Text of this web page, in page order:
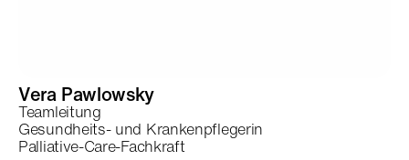
Vera Pawlowsky
Teamleitung
Gesundheits- und Krankenpflegerin
Palliative-Care-Fachkraft